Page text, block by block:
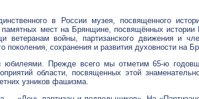
в России музея, посвященного
мест на Брянщине, посвящённых истории
ветеранам войны, партизанского движения и
поколения, сохранения и развития духовности на
юбилеями. Прежде всего мы отметим65-ю
области, посвященных этой
узников фашизма.